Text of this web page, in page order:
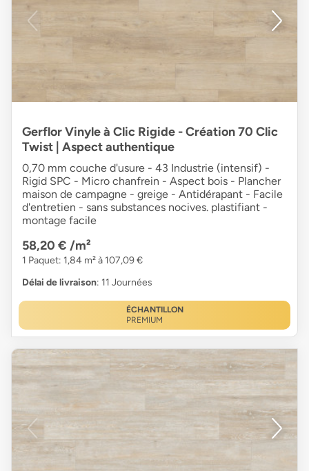
Gerflor Vinyle à Clic Rigide - Création 70 Clic
Twist | Aspect authentique
0,70 mm couche d'usure - 43 Industrie (intensif) -
Rigid SPC - Micro chanfrein - Aspect bois - Plancher
maison de campagne - greige - Antidérapant - Facile
d'entretien - sans substances nocives. plastifiant -
montage facile
58,20 € /m²
1 Paquet: 1,84 m² à 107,09 €
Délai de livraison: 11 Journées
ÉCHANTILLON
PREMIUM